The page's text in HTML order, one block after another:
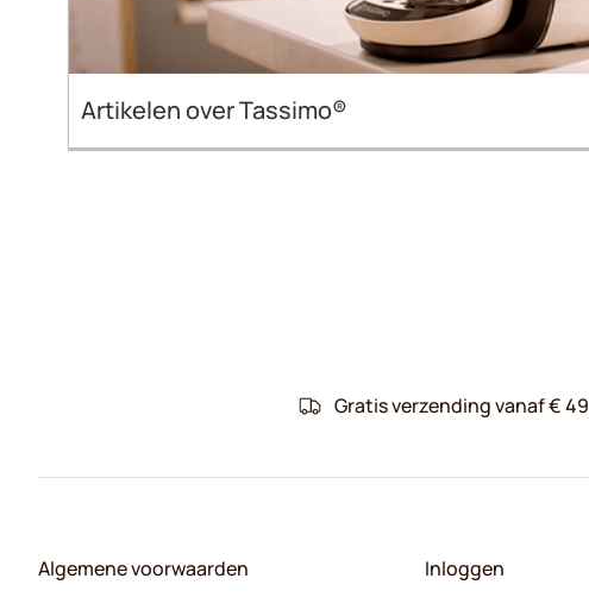
Artikelen over Tassimo®
Gratis verzending vanaf € 49
Algemene voorwaarden Inloggen